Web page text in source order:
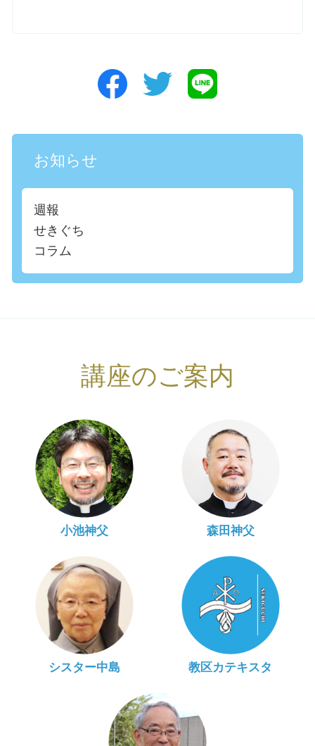
お知らせ
週報
せきぐち
コラム
講座のご案内
小池神父 森田神父
シスター中島 教区カテキスタ